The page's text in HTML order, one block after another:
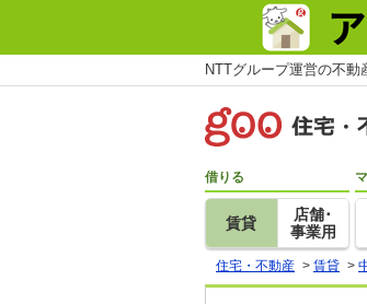
NTTグループ運営の不
借りる
賃貸
店舗･
事業用
住宅・不動産 > 賃貸 >